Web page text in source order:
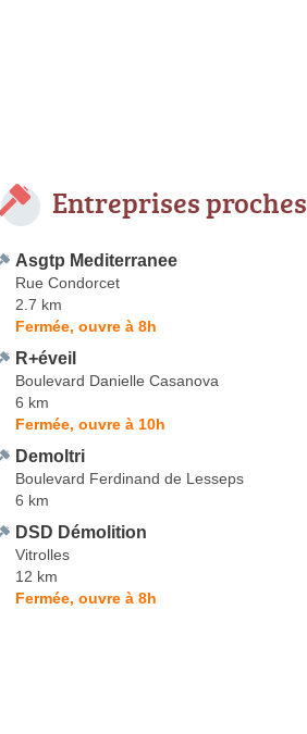
Entreprises proches
Asgtp Mediterranee
Rue Condorcet
2.7 km
Fermée, ouvre à 8h
R+éveil
Boulevard Danielle Casanova
6 km
Fermée, ouvre à 10h
Demoltri
Boulevard Ferdinand de Lesseps
6 km
DSD Démolition
Vitrolles
12 km
Fermée, ouvre à 8h